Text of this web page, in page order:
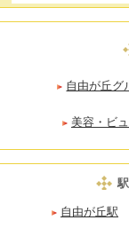
自由が丘グ
美容・ビ
自由が丘駅